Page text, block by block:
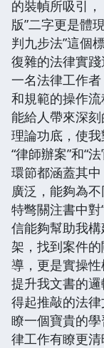
的裝幀所吸引
版”二字更是體
判九步法”這個
復雜的法律實
一名法律工作
和規範的操作
能給人帶來深
理論功底，使
“律師辦案”和“
環節都涵蓋其
廣泛，能夠為
特彆關注書中
信能夠幫助我
架，找到案件
導，更是實操
提升我文書的
得起推敲的法
瞭一個寶貴的
律工作有瞭更清